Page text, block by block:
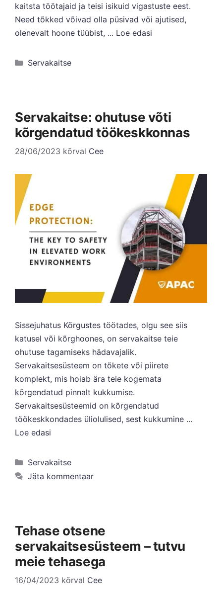
kaitsta töötajaid ja teisi isikuid vigastuste eest.
Need tõkked võivad olla püsivad või ajutised,
olenevalt hoone tüübist, ... Loe edasi
Kategooriad
Servakaitse
Servakaitse: ohutuse võti
kõrgendatud töökeskkonnas
28/06/2023 kõrval Cee
Sissejuhatus Kõrgustes töötades, olgu see siis
katusel või kõrghoones, on servakaitse teie
ohutuse tagamiseks hädavajalik.
Servakaitsesüsteem on tõkete või piirete
komplekt, mis hoiab ära teie kogemata
kõrgendatud pinnalt kukkumise.
Servakaitsesüsteemid on kõrgendatud
töökeskkondades üliolulised, sest kukkumine ...
Loe edasi
Kategooriad
Servakaitse
Jäta kommentaar
Tehase otsene
servakaitsesüsteem – tutvu
meie tehasega
16/04/2023 kõrval Cee